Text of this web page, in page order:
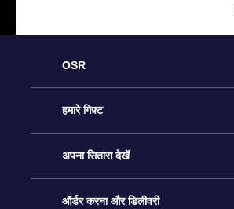
OSR
ग्राहक सेवा
हमसे संपर्क करें
ब्लॉग
हमारे गिफ़्ट
ऑनलाइन स्टार गिफ़्ट
OSR गिफ़्ट पैक
अपना सितारा देखें
स्टार रजिस्टर
ऑर्डर करना और डिलीवरी